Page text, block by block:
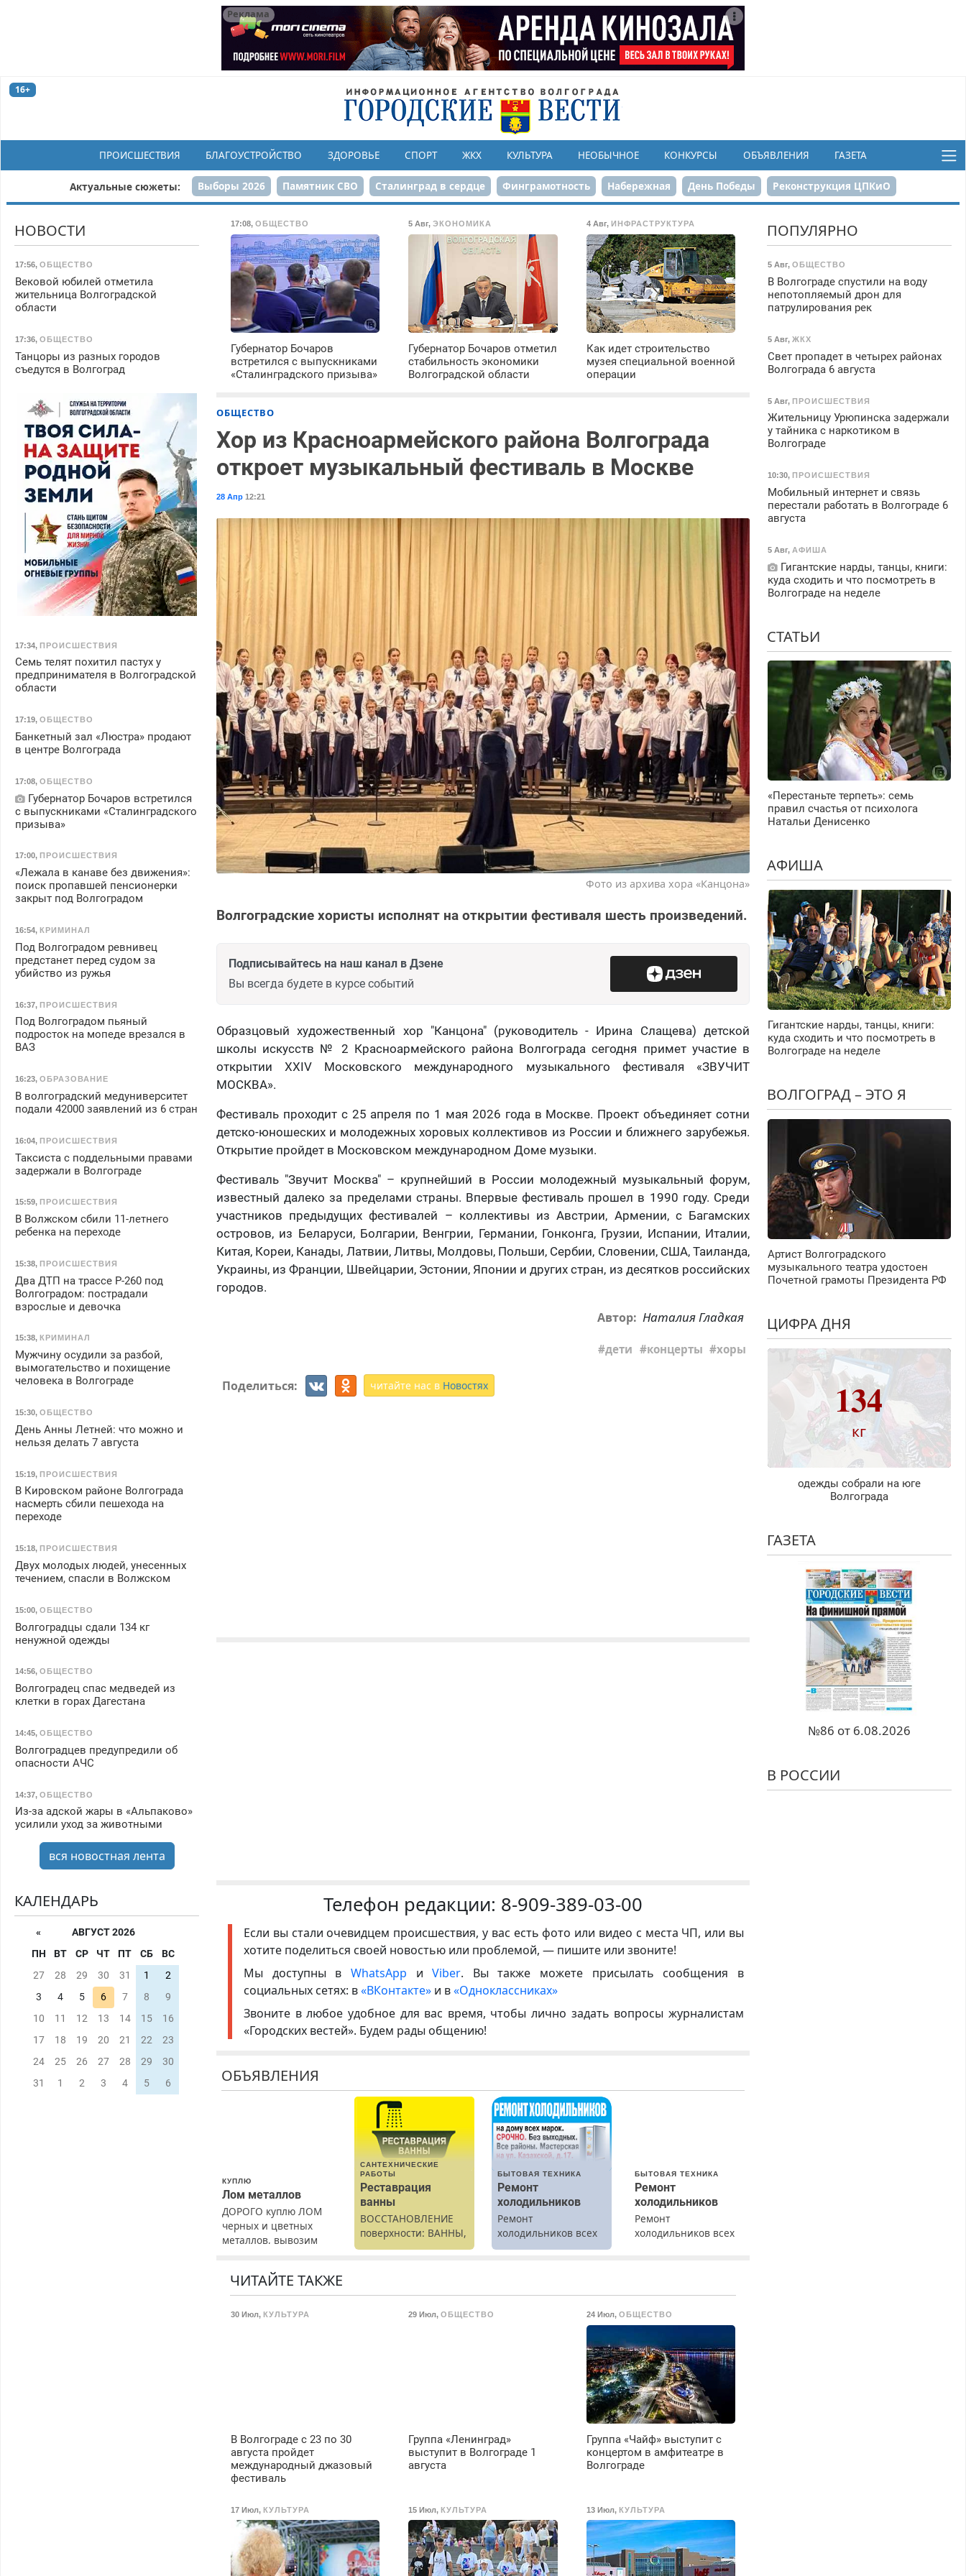
Реклама
16+
ПРОИСШЕСТВИЯ БЛАГОУСТРОЙСТВО ЗДОРОВЬЕ СПОРТ ЖКХ КУЛЬТУРА НЕОБЫЧНОЕ КОНКУРСЫ ОБЪЯВЛЕНИЯ ГАЗЕТА
Актуальные сюжеты: Выборы 2026 Памятник СВО Сталинград в сердце Финграмотность Набережная День Победы Реконструкция ЦПКиО
80-летие Победы Парк Героев-летчиков
17:08,ОБЩЕСТВО
Губернатор Бочаров
встретился с выпускниками
«Сталинградского призыва»
5 Авг,ЭКОНОМИКА
Губернатор Бочаров отметил
стабильность экономики
Волгоградской области
4 Авг, ИНФРАСТРУКТУРА
Как идет строительство
музея специальной военной
операции
ОБЩЕСТВО
Хор из Красноармейского района Волгограда
откроет музыкальный фестиваль в Москве
28 Апр 12:21
Фото из архива хора «Канцона»
Волгоградские хористы исполнят на открытии фестиваля шесть произведений.
Подписывайтесь на наш канал в Дзене
Вы всегда будете в курсе событий
Образцовый художественный хор "Канцона" (руководитель - Ирина Слащева) детской
школы искусств № 2 Красноармейского района Волгограда сегодня примет участие в
открытии XXIV Московского международного музыкального фестиваля «ЗВУЧИТ
МОСКВА».
Фестиваль проходит с 25 апреля по 1 мая 2026 года в Москве. Проект объединяет сотни
детско-юношеских и молодежных хоровых коллективов из России и ближнего зарубежья.
Открытие пройдет в Московском международном Доме музыки.
Фестиваль "Звучит Москва" – крупнейший в России молодежный музыкальный форум,
известный далеко за пределами страны. Впервые фестиваль прошел в 1990 году. Среди
участников предыдущих фестивалей – коллективы из Австрии, Армении, с Багамских
островов, из Беларуси, Болгарии, Венгрии, Германии, Гонконга, Грузии, Испании, Италии,
Китая, Кореи, Канады, Латвии, Литвы, Молдовы, Польши, Сербии, Словении, США, Таиланда,
Украины, из Франции, Швейцарии, Эстонии, Японии и других стран, из десятков российских
городов.
Автор: Наталия Гладкая
дети концерты хоры
Поделиться: читайте нас в Новостях
Телефон редакции: 8-909-389-03-00
Если вы стали очевидцем происшествия, у вас есть фото или видео с места ЧП, или вы
хотите поделиться своей новостью или проблемой, — пишите или звоните!
Мы доступны в WhatsApp иViber. Вы также можете присылать сообщения в
социальных сетях: в«ВКонтакте» и в«Одноклассниках»
Звоните в любое удобное для вас время, чтобы лично задать вопросы журналистам
«Городских вестей». Будем рады общению!
ОБЪЯВЛЕНИЯ
КУПЛЮ
Лом металлов
ДОРОГО куплю ЛОМ
черных и цветных
металлов, вывозим
САНТЕХНИЧЕСКИЕ
РАБОТЫ
Реставрация
ванны
ВОССТАНОВЛЕНИЕ
поверхности: ВАННЫ,
раковины,
БЫТОВАЯ ТЕХНИКА
Ремонт
холодильников
Ремонт
холодильников всех
марок на дому.
БЫТОВАЯ ТЕХНИКА
Ремонт
холодильников
Ремонт
холодильников всех
районы. Скидка.
ЧИТАЙТЕ ТАКЖЕ
30 Июл, КУЛЬТУРА
В Волгограде с 23 по 30
августа пройдет
международный джазовый
фестиваль
29 Июл,ОБЩЕСТВО
Группа «Ленинград»
выступит в Волгограде 1
августа
24 Июл, ОБЩЕСТВО
Группа «Чайф» выступит с
концертом в амфитеатре в
Волгограде
17 Июл, КУЛЬТУРА 15 Июл, КУЛЬТУРА 13 Июл, КУЛЬТУРА
НОВОСТИ
17:56, ОБЩЕСТВО
Вековой юбилей отметила
жительница Волгоградской
области
17:36, ОБЩЕСТВО
Танцоры из разных городов
съедутся в Волгоград
17:34, ПРОИСШЕСТВИЯ
Семь телят похитил пастух у
предпринимателя в Волгоградской
области
17:19, ОБЩЕСТВО
Банкетный зал «Люстра» продают
в центре Волгограда
17:08, ОБЩЕСТВО
Губернатор Бочаров встретился
с выпускниками «Сталинградского
призыва»
17:00, ПРОИСШЕСТВИЯ
«Лежала в канаве без движения»:
поиск пропавшей пенсионерки
закрыт под Волгоградом
16:54, КРИМИНАЛ
Под Волгоградом ревнивец
предстанет перед судом за
убийство из ружья
16:37, ПРОИСШЕСТВИЯ
Под Волгоградом пьяный
подросток на мопеде врезался в
ВАЗ
16:23, ОБРАЗОВАНИЕ
В волгоградский медуниверситет
подали 42000 заявлений из 6 стран
16:04, ПРОИСШЕСТВИЯ
Таксиста с поддельными правами
задержали в Волгограде
15:59, ПРОИСШЕСТВИЯ
В Волжском сбили 11-летнего
ребенка на переходе
15:38, ПРОИСШЕСТВИЯ
Два ДТП на трассе Р-260 под
Волгоградом: пострадали
взрослые и девочка
15:38, КРИМИНАЛ
Мужчину осудили за разбой,
вымогательство и похищение
человека в Волгограде
15:30, ОБЩЕСТВО
День Анны Летней: что можно и
нельзя делать 7 августа
15:19, ПРОИСШЕСТВИЯ
В Кировском районе Волгограда
насмерть сбили пешехода на
переходе
15:18, ПРОИСШЕСТВИЯ
Двух молодых людей, унесенных
течением, спасли в Волжском
15:00, ОБЩЕСТВО
Волгоградцы сдали 134 кг
ненужной одежды
14:56, ОБЩЕСТВО
Волгоградец спас медведей из
клетки в горах Дагестана
14:45, ОБЩЕСТВО
Волгоградцев предупредили об
опасности АЧС
14:37, ОБЩЕСТВО
Из-за адской жары в «Альпаково»
усилили уход за животными
вся новостная лента
КАЛЕНДАРЬ
«
АВГУСТ 2026
ПН
ВТ СР ЧТ ПТ СБ
ВС
27
28 29 30 31 1
2
3
4 5 6 7 8
9
10
11 12 13 14 15
16
17
18 19 20 21 22
23
24
25 26 27 28 29
30
31
1 2 3 4 5 6
ПОПУЛЯРНО
5 Авг, ОБЩЕСТВО
В Волгограде спустили на воду
непотопляемый дрон для
патрулирования рек
5 Авг, ЖКХ
Свет пропадет в четырех районах
Волгограда 6 августа
5 Авг, ПРОИСШЕСТВИЯ
Жительницу Урюпинска задержали
у тайника с наркотиком в
Волгограде
10:30, ПРОИСШЕСТВИЯ
Мобильный интернет и связь
перестали работать в Волгограде 6
августа
5 Авг, АФИША
Гигантские нарды, танцы, книги:
куда сходить и что посмотреть в
Волгограде на неделе
СТАТЬИ
«Перестаньте терпеть»: семь
правил счастья от психолога
Натальи Денисенко
АФИША
Гигантские нарды, танцы, книги:
куда сходить и что посмотреть в
Волгограде на неделе
ВОЛГОГРАД – ЭТО Я
Артист Волгоградского
музыкального театра удостоен
Почетной грамоты Президента РФ
ЦИФРА ДНЯ
134
кг
одежды собрали на юге
Волгограда
ГАЗЕТА
№86 от 6.08.2026
В РОССИИ